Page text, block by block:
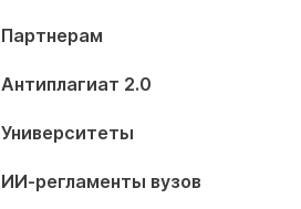
Партнерам
Антиплагиат 2.0
Университеты
ИИ-регламенты вузов